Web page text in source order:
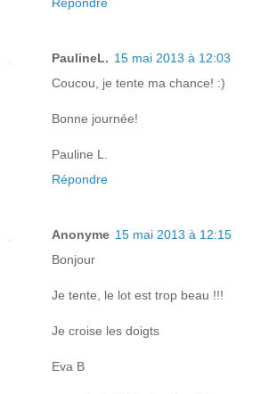
Répondre
PaulineL. 15 mai 2013 à 12:03
Coucou, je tente ma chance! :)
Bonne journée!
Pauline L.
Répondre
Anonyme 15 mai 2013 à 12:15
Bonjour
Je tente, le lot est trop beau !!!
Je croise les doigts
Eva B